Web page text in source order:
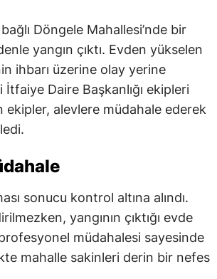
Döngele Mahallesi’nde bir
yangın çıktı. Evden yükselen
ihbarı üzerine olay yerine
Daire Başkanlığı ekipleri
ekipler, alevlere müdahale ederek
sonucu kontrol altına alındı.
yangının çıktığı evde
müdahalesi sayesinde
mahalle sakinleri derin bir nefes